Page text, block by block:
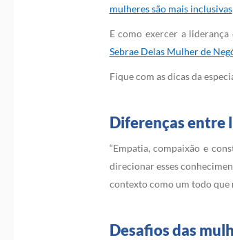
mulheres são mais inclusivas
E como exercer a
Sebrae Delas Mulher de
Fique com as dicas da
Diferenças entre
“Empatia, compaixão e
direcionar esses
contexto como um todo que
Desafios das